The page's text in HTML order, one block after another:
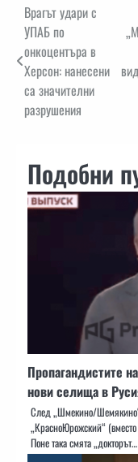
Навигация
Врагът удари с
УПАБ по
онкоцентъра в
Херсон: нанесени
са значителни
разрушения
Подобни
Пропагандистите
нови селища в
След „Шмекино/Шемякино“
„КрасноЮрожский“
Поне така смята „докторът…